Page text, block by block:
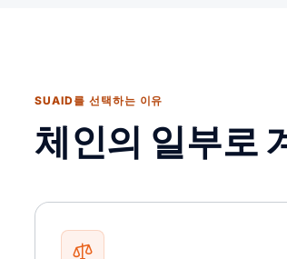
SUAID를 선택하는 이유
체인의 일부로